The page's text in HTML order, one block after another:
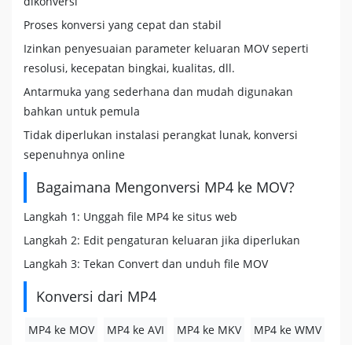
Proses konversi yang cepat dan stabil
Izinkan penyesuaian parameter keluaran MOV seperti
resolusi, kecepatan bingkai, kualitas, dll.
Antarmuka yang sederhana dan mudah digunakan
bahkan untuk pemula
Tidak diperlukan instalasi perangkat lunak, konversi
sepenuhnya online
Bagaimana Mengonversi MP4 ke MOV?
Langkah 1: Unggah file MP4 ke situs web
Langkah 2: Edit pengaturan keluaran jika diperlukan
Langkah 3: Tekan Convert dan unduh file MOV
Konversi dari MP4
MP4 ke MOV MP4 ke AVI MP4 ke MKV MP4 ke WMV